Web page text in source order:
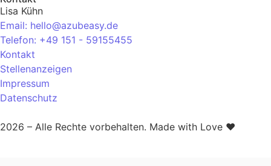
Lisa Kühn
Email: hello@azubeasy.de
Telefon: +49 151 - 59155455
Kontakt
Stellenanzeigen
Impressum
Datenschutz
2026 – Alle Rechte vorbehalten. Made with Love ❤️